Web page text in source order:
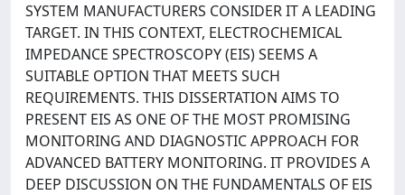
SYSTEM MANUFACTURERS CONSIDER IT A LEADING
TARGET. IN THIS CONTEXT, ELECTROCHEMICAL
IMPEDANCE SPECTROSCOPY (EIS) SEEMS A
SUITABLE OPTION THAT MEETS SUCH
REQUIREMENTS. THIS DISSERTATION AIMS TO
PRESENT EIS AS ONE OF THE MOST PROMISING
MONITORING AND DIAGNOSTIC APPROACH FOR
ADVANCED BATTERY MONITORING. IT PROVIDES A
DEEP DISCUSSION ON THE FUNDAMENTALS OF EIS